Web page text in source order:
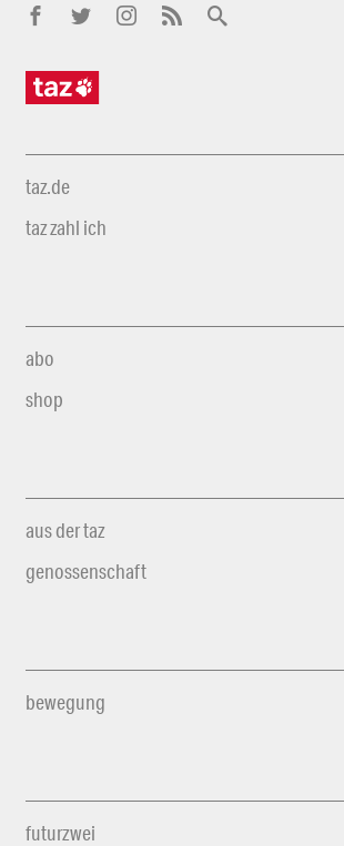
taz.de
taz zahl ich
abo
shop
aus der taz
genossenschaft
bewegung
futurzwei